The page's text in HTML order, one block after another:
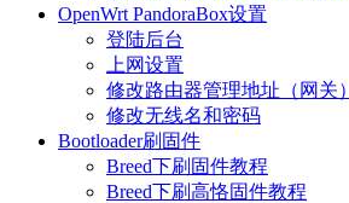
OpenWrt PandoraBox设置
登陆后台
上网设置
修改路由器管理地址（网关）
修改无线名和密码
Bootloader刷固件
Breed下刷固件教程
Breed下刷高恪固件教程